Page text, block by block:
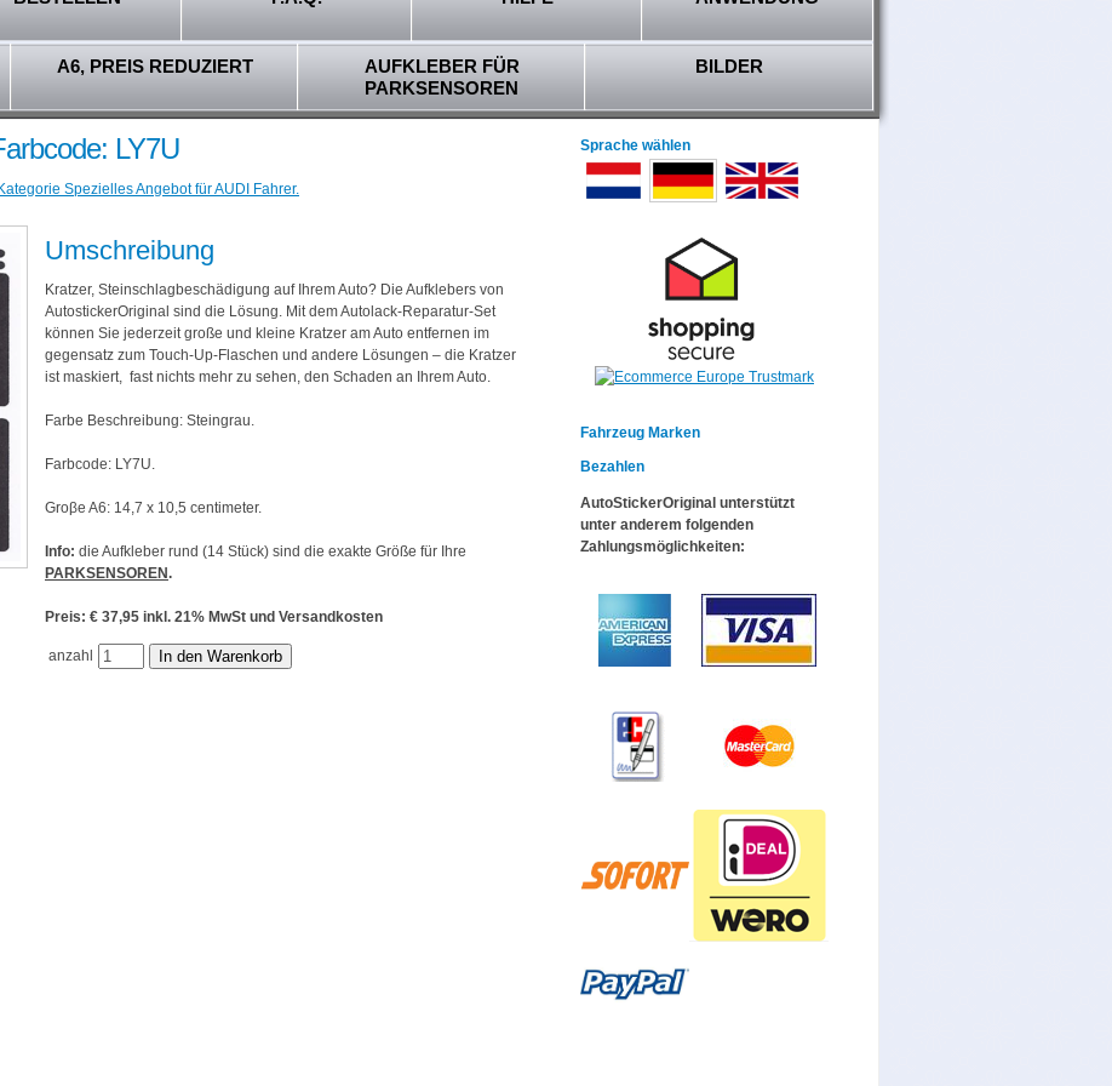
A6, PREIS REDUZIERT
AUFKLEBER FÜR
PARKSENSOREN
BILDER
LY7U
Spezielles Angebot für AUDI Fahrer.
Umschreibung
Kratzer, Steinschlagbeschädigung auf Ihrem Auto? Die Aufklebers von
AutostickerOriginal sind die Lösung. Mit dem Autolack-Reparatur-Set
können Sie jederzeit große und kleine Kratzer am Auto entfernen im
gegensatz zum Touch-Up-Flaschen und andere Lösungen – die Kratzer
ist maskiert, fast nichts mehr zu sehen, den Schaden an Ihrem Auto.
Farbe Beschreibung: Steingrau.
Farbcode: LY7U.
Groβe A6: 14,7 x 10,5 centimeter.
Info: die Aufkleber rund (14 Stück) sind die exakte Größe für Ihre
PARKSENSOREN.
Preis: € 37,95 inkl. 21% MwSt und Versandkosten
anzahl
Sprache wählen
Fahrzeug Marken
Bezahlen
AutoStickerOriginal unterstützt
unter anderem folgenden
Zahlungsmöglichkeiten: